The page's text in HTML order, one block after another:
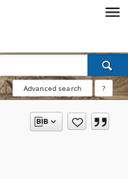
Advanced search ?